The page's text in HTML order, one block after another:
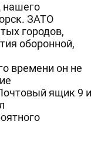
нашего
ЗАТО
городов,
оборонной,
времени он не
ящик 9 и